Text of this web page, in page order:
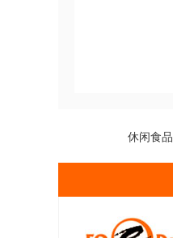
休闲食品